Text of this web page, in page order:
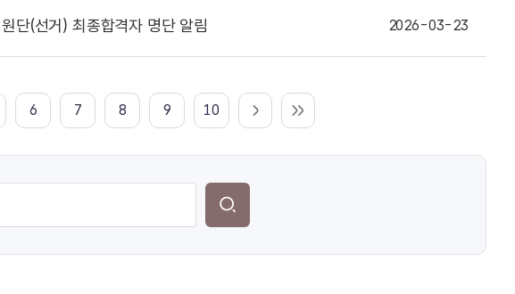
단(선거) 최종합격자 명단 알림 2026-03-23
6 7 8 9 10